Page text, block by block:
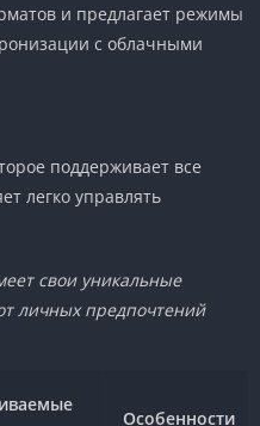
и предлагает режимы
с облачными
поддерживает все
легко управлять
свои уникальные
личных предпочтений
Особенности